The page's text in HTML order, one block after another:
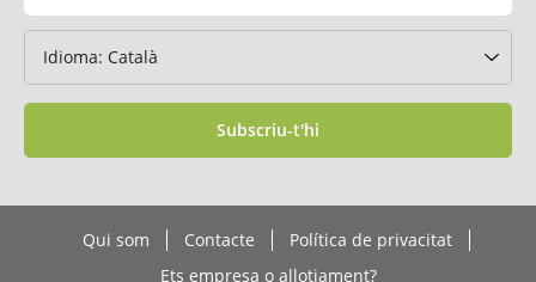
Subscriu-t'hi
Qui som Contacte
Política de privacitat
Ets empresa o allotjament?